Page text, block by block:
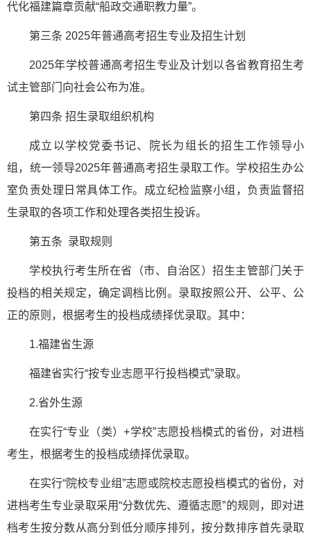
代化福建篇章贡献“船政交通职教力量”。
第三条 2025年普通高考招生专业及招生计划
2025年学校普通高考招生专业及计划以各省教育招生考
试主管部门向社会公布为准。
第四条 招生录取组织机构
成立以学校党委书记、院长为组长的招生工作领导小
组，统一领导2025年普通高考招生录取工作。学校招生办公
室负责处理日常具体工作。成立纪检监察小组，负责监督招
生录取的各项工作和处理各类招生投诉。
第五条 录取规则
学校执行考生所在省（市、自治区）招生主管部门关于
投档的相关规定，确定调档比例。录取按照公开、公平、公
正的原则，根据考生的投档成绩择优录取。其中：
1.福建省生源
福建省实行“按专业志愿平行投档模式”录取。
2.省外生源
在实行“专业（类）+学校”志愿投档模式的省份，对进档
考生，根据考生的投档成绩择优录取。
在实行“院校专业组”志愿或院校志愿投档模式的省份，对
进档考生专业录取采用“分数优先、遵循志愿”的规则，即对进
档考生按分数从高分到低分顺序排列，按分数排序首先录取